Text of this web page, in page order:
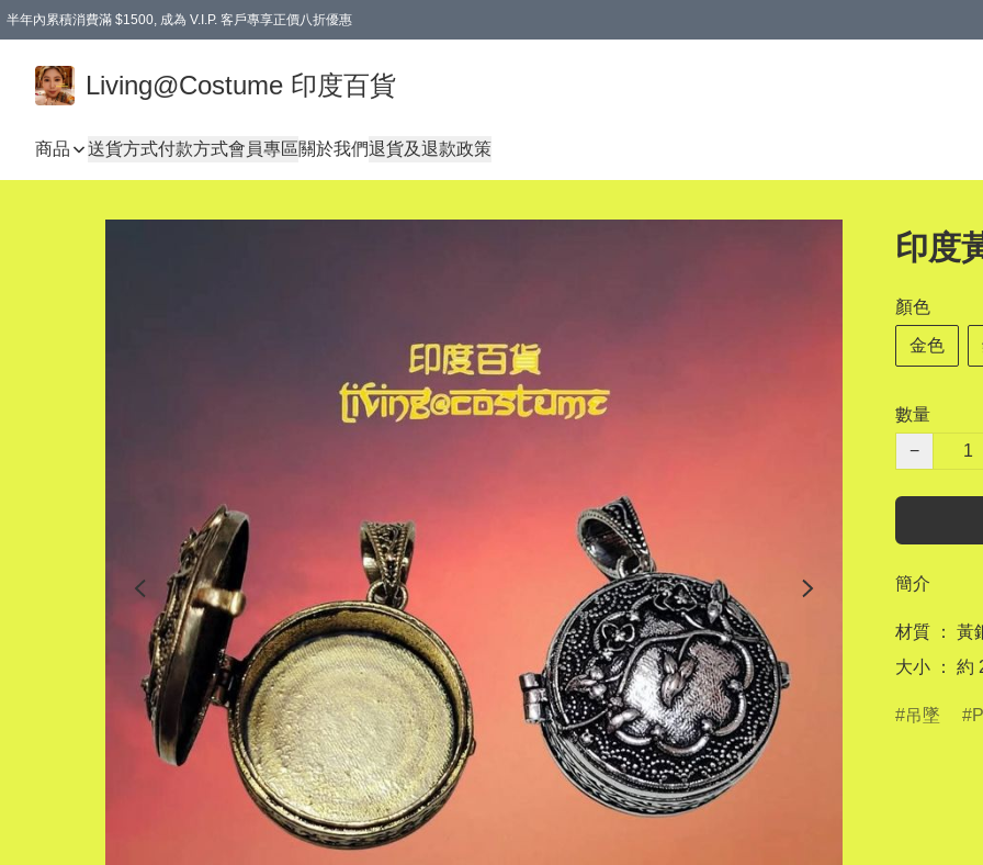
半年內累積消費滿 $1500, 成為 V.I.P. 客戶專享正價八折優惠
Living@Costume 印度百貨
商品 送貨方式付款方式會員專區關於我們退貨及退款政策
印度
顏色
金色
數量
−
簡介
材質 ： 黃
大小 ： 約
吊墜